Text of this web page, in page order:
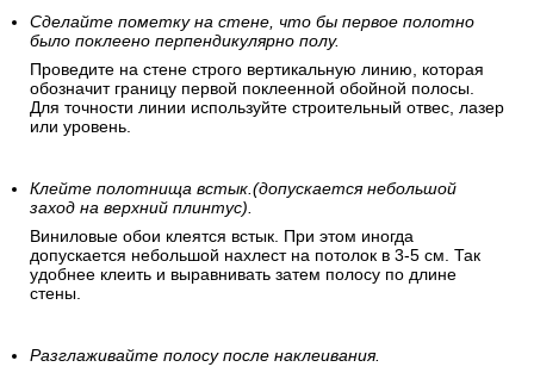
Сделайте пометку на стене, что бы первое полотно
было поклеено перпендикулярно полу.
Проведите на стене строго вертикальную линию, которая
обозначит границу первой поклеенной обойной полосы.
Для точности линии используйте строительный отвес, лазер
или уровень.
Клейте полотнища встык.(допускается небольшой
заход на верхний плинтус).
Виниловые обои клеятся встык. При этом иногда
допускается небольшой нахлест на потолок в 3-5 см. Так
удобнее клеить и выравнивать затем полосу по длине
стены.
Разглаживайте полосу после наклеивания.